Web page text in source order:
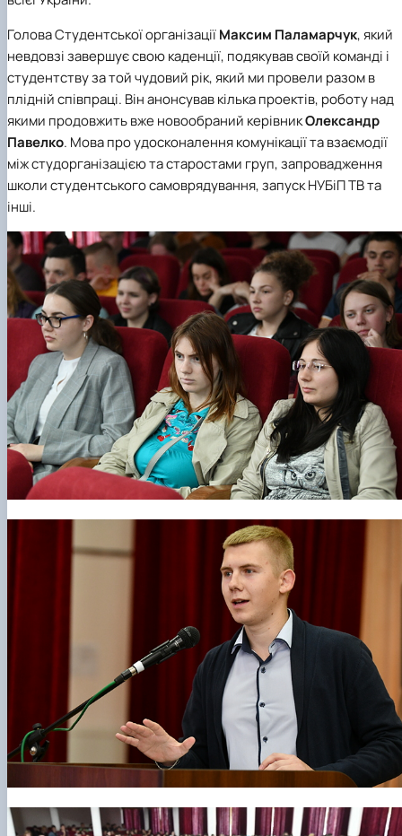
ГоловаСтудентської організаціїМаксим Паламарчук, який
невдовзі завершує свою каденції, подякував своїй команді і
студентству за той чудовий рік, який ми провели разом в
плідній співпраці. Він анонсував кілька проектів, роботу над
якими продовжить вже новообраний керівникОлександр
Павелко. Мова про удосконалення комунікації та взаємодії
між студорганізацією та старостами груп, запровадження
школи студентського самоврядування, запуск НУБіП ТВ та
інші.